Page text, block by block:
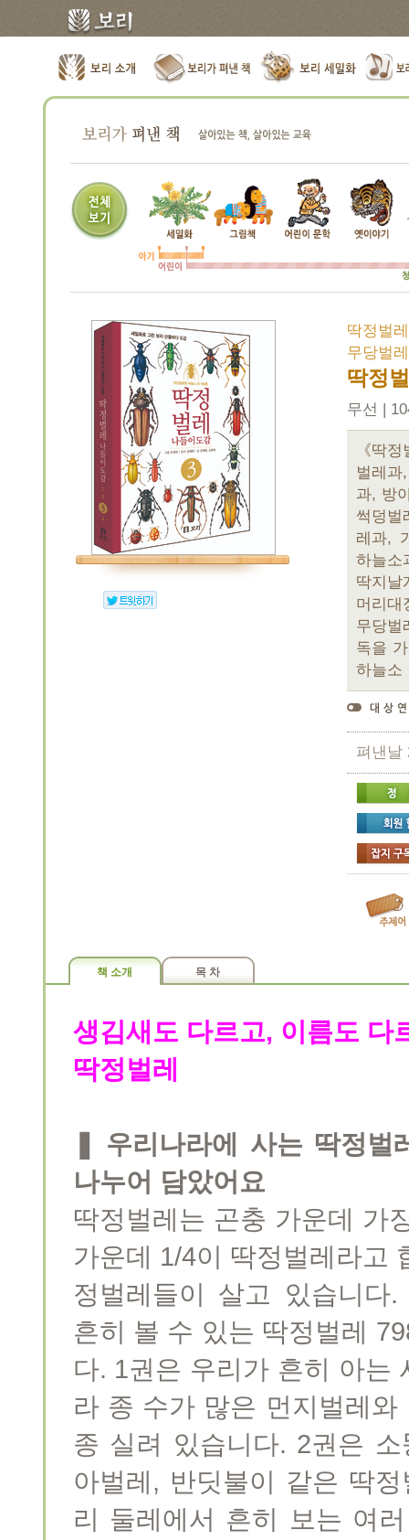
딱정벌
무당벌
딱정
무선 |
《딱
벌레
과, 방
썩덩벌
레과,
하늘소
딱지날
머리대
무당벌
독을
하늘소
펴낸날
책 소개 목 차
생김새도 다르고, 이름도 다
딱정벌레
❚ 우리나라에 사는 딱정
나누어 담았어요
딱정벌레는 곤충 가운데 가
가운데 1/4이 딱정벌레라고
정벌레들이 살고 있습니다
흔히 볼 수 있는 딱정벌레
다. 1권은 우리가 흔히 아는
라 종 수가 많은 먼지벌레
종 실려 있습니다. 2권은
아벌레, 반딧불이 같은 딱
리 둘레에서 흔히 보는 여